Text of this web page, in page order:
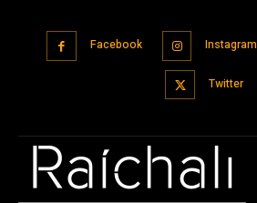
Facebook Instagram
Twitter